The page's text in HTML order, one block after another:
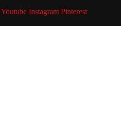
Youtube Instagram Pinterest